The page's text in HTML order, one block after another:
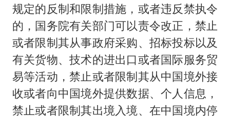
规定的反制和限制措施，或者违反禁执令
的，国务院有关部门可以责令改正，禁止
或者限制其从事政府采购、招标投标以及
有关货物、技术的进出口或者国际服务贸
易等活动，禁止或者限制其从中国境外接
收或者向中国境外提供数据、个人信息，
禁止或者限制其出境入境、在中国境内停